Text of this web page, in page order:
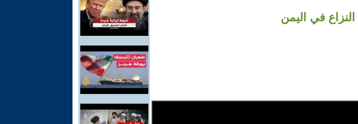
في اليمن